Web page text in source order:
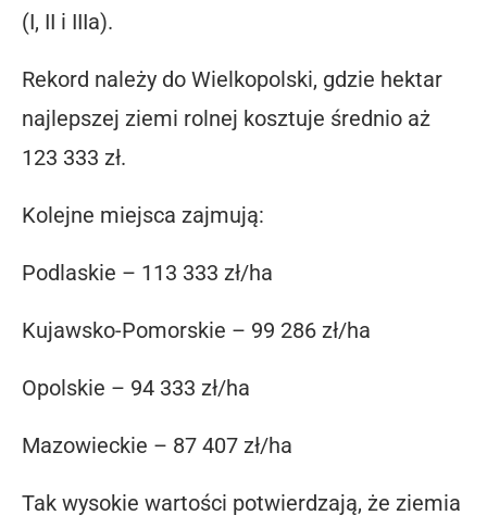
(I, II i IIIa).
Rekord należy do Wielkopolski, gdzie hektar
najlepszej ziemi rolnej kosztuje średnio aż
123 333 zł.
Kolejne miejsca zajmują:
Podlaskie – 113 333 zł/ha
Kujawsko-Pomorskie – 99 286 zł/ha
Opolskie – 94 333 zł/ha
Mazowieckie – 87 407 zł/ha
Tak wysokie wartości potwierdzają, że ziemia